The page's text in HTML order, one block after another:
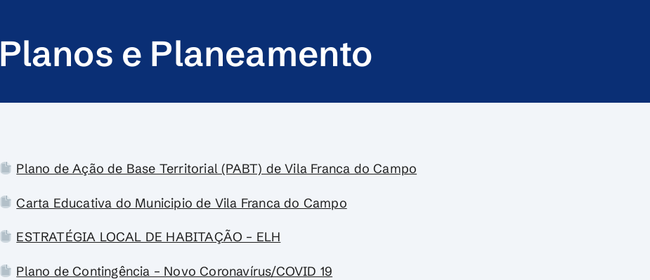
Planos e Planeamento
Plano de Ação de Base Territorial (PABT) de Vila Franca do Campo
Carta Educativa do Municipio de Vila Franca do Campo
ESTRATÉGIA LOCAL DE HABITAÇÃO – ELH
Plano de Contingência – Novo Coronavírus/COVID 19